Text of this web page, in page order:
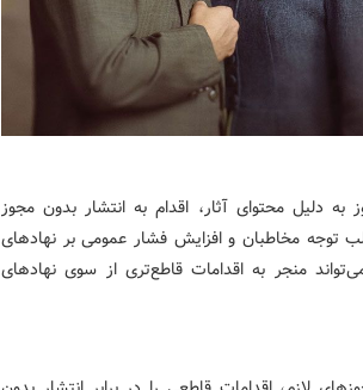
دلیل محتوای آثار، اقدام به انتشار بدون مجوز
توجه مخاطبان و افزایش فشار عمومی بر نهادهای
منجر به اقدامات قاطع‌تری از سوی نهادهای